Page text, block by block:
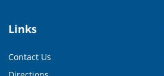
Links
Contact Us